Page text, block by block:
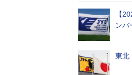
【
ンバ
東北